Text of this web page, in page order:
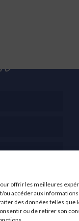
offrir les meilleures
ou accéder aux
des données telles que
ou de retirer son